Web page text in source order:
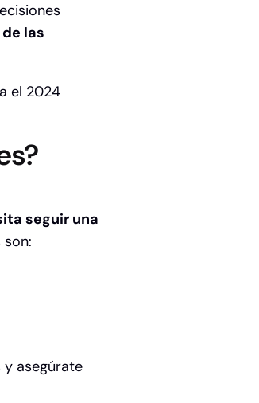
las
el 2024
seguir una
y asegúrate